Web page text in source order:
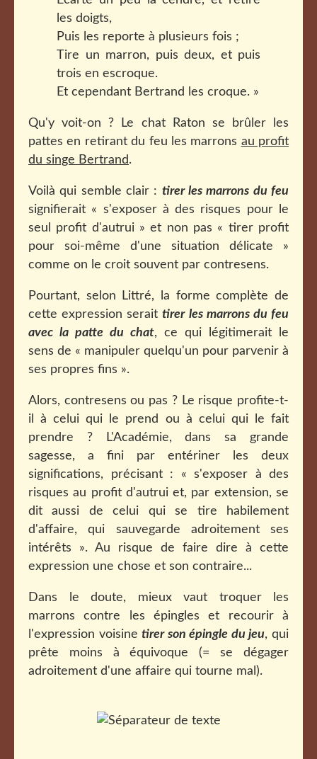
les doigts,
Puis les reporte à plusieurs fois ;
Tire un marron, puis deux, et puis
trois en escroque.
Et cependant Bertrand les croque. »
Qu'y voit-on ? Le chat Raton se brûler les
pattes en retirant du feu les marrons au profit
du singe Bertrand.
Voilà qui semble clair : tirer les marrons du feu
signifierait « s'exposer à des risques pour le
seul profit d'autrui » et non pas « tirer profit
pour soi-même d'une situation délicate »
comme on le croit souvent par contresens.
Pourtant, selon Littré, la forme complète de
cette expression seraittirer les marrons du feu
avec la patte du chat, ce qui légitimerait le
sens de « manipuler quelqu'un pour parvenir à
ses propres fins ».
Alors, contresens ou pas ? Le risque profite-t-
il à celui qui le prend ou à celui qui le fait
prendre ? L'Académie, dans sa grande
sagesse, a fini par entériner les deux
significations, précisant : « s'exposer à des
risques au profit d'autrui et, par extension, se
dit aussi de celui qui se tire habilement
d'affaire, qui sauvegarde adroitement ses
intérêts ». Au risque de faire dire à cette
expression une chose et son contraire...
Dans le doute, mieux vaut troquer les
marrons contre les épingles et recourir à
l'expression voisinetirer son épingle du jeu, qui
prête moins à équivoque (= se dégager
adroitement d'une affaire qui tourne mal).